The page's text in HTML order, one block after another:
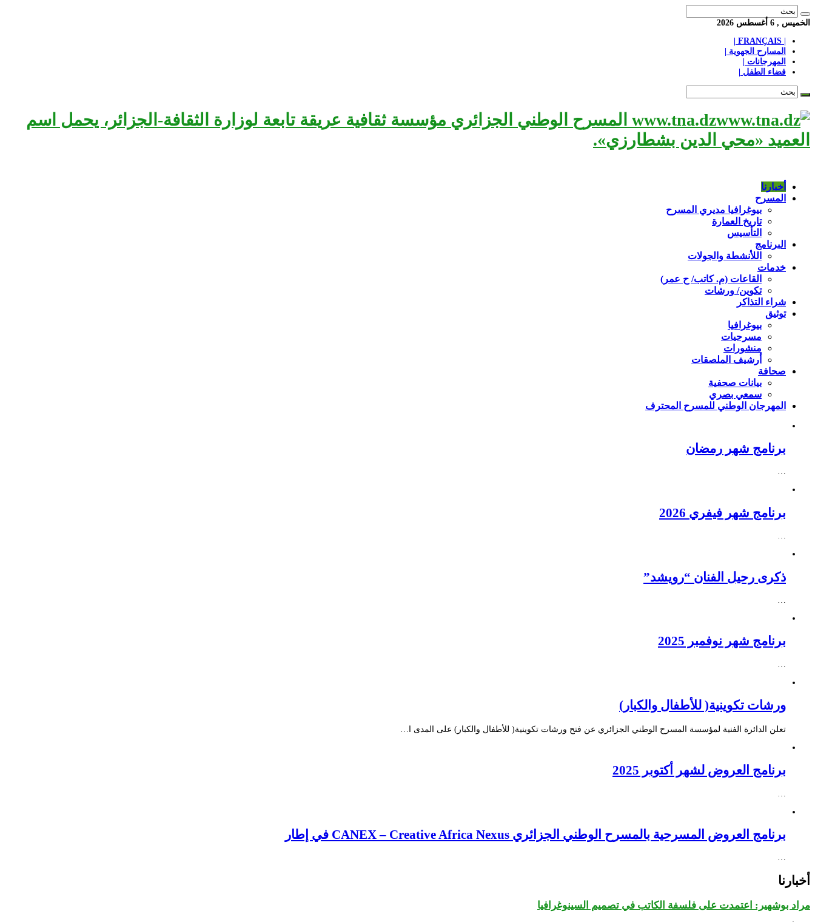
الخميس , 6 أغسطس 2026
المسارح الجهوية |
المهرجانات |
فضاء الطفل |
www.tna.dz المسرح الوطني الجزائري مؤسسة ثقافية عريقة تابعة لوزارة الثقافة-الجزائر، يحمل اسم
العميد «محي الدين بشطارزي».
أخبارنا
المسرح
بيوغرافيا مديري المسرح
تاريخ العمارة
التأسيس
البرنامج
اللأنشطة والجولات
خدمات
القاعات (م. كاتب/ ح عمر)
تكوين/ ورشات
شراء التذاكر
توثيق
بيوغرافيا
مسرحيات
منشورات
أرشيف الملصقات
صحافة
بيانات صحفية
سمعي بصري
المهرجان الوطني للمسرح المحترف
برنامج شهر رمضان
…
برنامج شهر فيفري 2026
…
ذكرى رحيل الفنان “رويشد”
…
برنامج شهر نوفمبر 2025
ورشات تكوينية( للأطفال والكبار)
تعلن الدائرة الفنية لمؤسسة المسرح الوطني الجزائري عن فتح ورشات تكوينية( للأطفال والكبار) على المدى ا…
برنامج العروض لشهر أكتوبر 2025
برنامج العروض المسرحية بالمسرح الوطني الجزائري CANEX – Creative Africa Nexus في إطار
…
أخبارنا
مراد بوشهير: اعتمدت على فلسفة الكاتب في تصميم السينوغرافيا